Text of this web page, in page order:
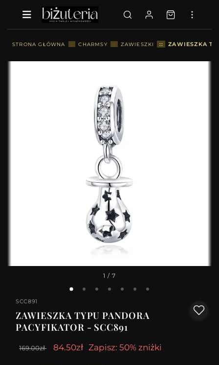
STRONA GŁÓWNA :: CHARMSY :: ZAWIESZKI :: ZAWIESZKA
1 / 7
SCC891
ZAWIESZKA TYPU PANDORA
PACYFIKATOR - SCC891
169.00zł 84.50zł Zapisz: 50% zniżki